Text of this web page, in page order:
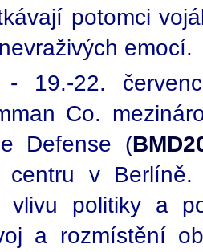
potomci
emocí.
- 19.-22.
Co.
Defense (
centru v
vlivu politiky a
a rozmístění